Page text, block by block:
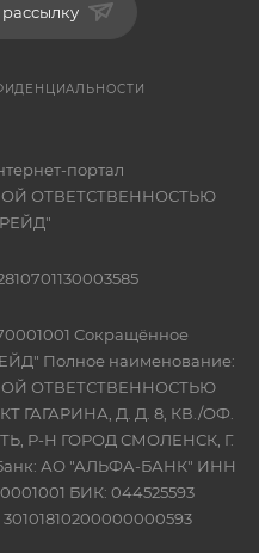
портал
ОТВЕТСТВЕННОСТЬЮ
Сокращённое
Полное наименование:
ОТВЕТСТВЕННОСТЬЮ
ГАГАРИНА, Д. Д. 8, КВ./ОФ.
Р-Н ГОРОД СМОЛЕНСК, Г.
АО "АЛЬФА-БАНК" ИНН
БИК: 044525593